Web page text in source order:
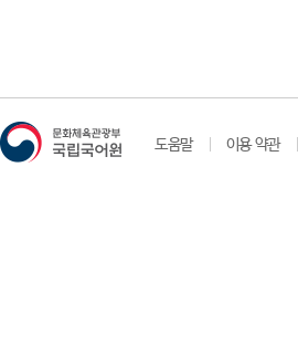
도움말 이용 약관